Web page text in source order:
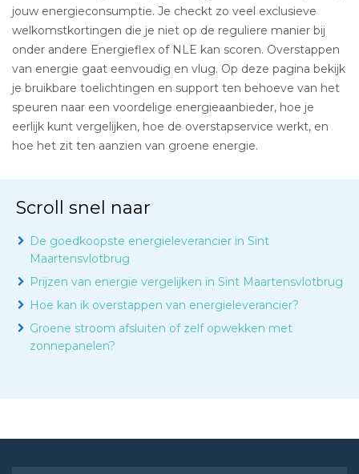
jouw energieconsumptie. Je checkt zo veel exclusieve
welkomstkortingen die je niet op de reguliere manier bij
onder andere Energieflex of NLE kan scoren. Overstappen
van energie gaat eenvoudig en vlug. Op deze pagina bekijk
je bruikbare toelichtingen en support ten behoeve van het
speuren naar een voordelige energieaanbieder, hoe je
eerlijk kunt vergelijken, hoe de overstapservice werkt, en
hoe het zit ten aanzien van groene energie.
Scroll snel naar
De goedkoopste energieleverancier in Sint
Maartensvlotbrug
Prijzen van energie vergelijken in Sint Maartensvlotbrug
Hoe kan ik overstappen van energieleverancier?
Groene stroom afsluiten of zelf opwekken met
zonnepanelen?